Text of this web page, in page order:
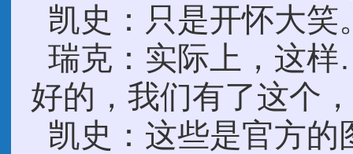
凯史：只是开怀大笑
瑞克：实际上，这
好的，我们有了这个
凯史：这些是官方的